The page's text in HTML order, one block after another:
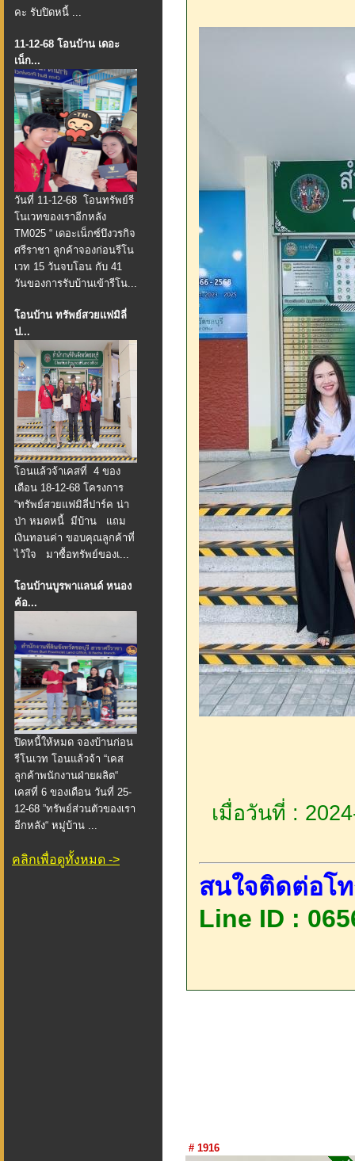
คะ รับปิดหนี้ ...
11-12-68 โอนบ้าน เดอะ
เน็ก...
วันที่ 11-12-68 โอนทรัพย์รี
โนเวทของเราอีกหลัง
TM025 “ เดอะเน็กซ์บึงวรกิจ
ศรีราชา ลูกค้าจองก่อนรีโน
เวท 15 วันจบโอน กับ 41
วันของการรับบ้านเข้ารีโน...
โอนบ้าน ทรัพย์สวยแฟมิลี่
ป...
โอนแล้วจ้าเคสที่ 4 ของ
เดือน 18-12-68 โครงการ
“ทรัพย์สวยแฟมิลี่ปาร์ค น่า
ป่า หมดหนี้ มีบ้าน แถม
เงินทอนค่า ขอบคุณลูกค้าที่
ไว้ใจ มาซื้อทรัพย์ของเ...
โอนบ้านบูรพาแลนด์ หนอง
ค้อ...
ปิดหนี้ให้หมด จองบ้านก่อน
รีโนเวท โอนแล้วจ้า “เคส
ลูกค้าพนักงานฝ่ายผลิต“
เคสที่ 6 ของเดือน วันที่ 25-
12-68 ”ทรัพย์ส่วนตัวของเรา
อีกหลัง“ หมู่บ้าน ...
คลิกเพื่อดูทั้งหมด ->
เมื่อวันที่ :
สนใจติดต่อโ
Line ID :
# 1916